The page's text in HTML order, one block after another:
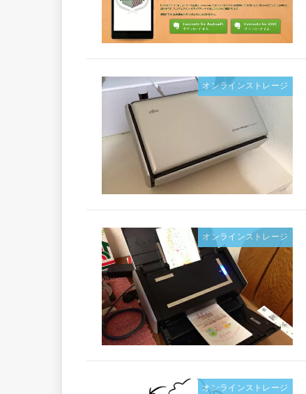
オンラインストレージ
オンラインストレージ
オンラインストレージ